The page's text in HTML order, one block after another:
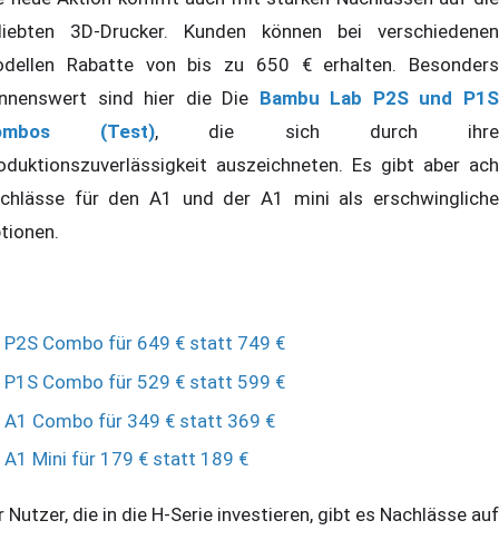
3D-Drucker. Kunden können bei verschiedenen
Rabatte von bis zu 650 € erhalten. Besonders
sind hier die Die Bambu Lab P2S und P1S
(Test), die sich durch ihre
auszeichneten. Es gibt aber ach
für den A1 und der A1 mini als erschwingliche
P2S Combo für 649 € statt 749 €
P1S Combo für 529 € statt 599 €
A1 Combo für 349 € statt 369 €
A1 Mini für 179 € statt 189 €
Nutzer, die in die H-Serie investieren, gibt es Nachlässe auf